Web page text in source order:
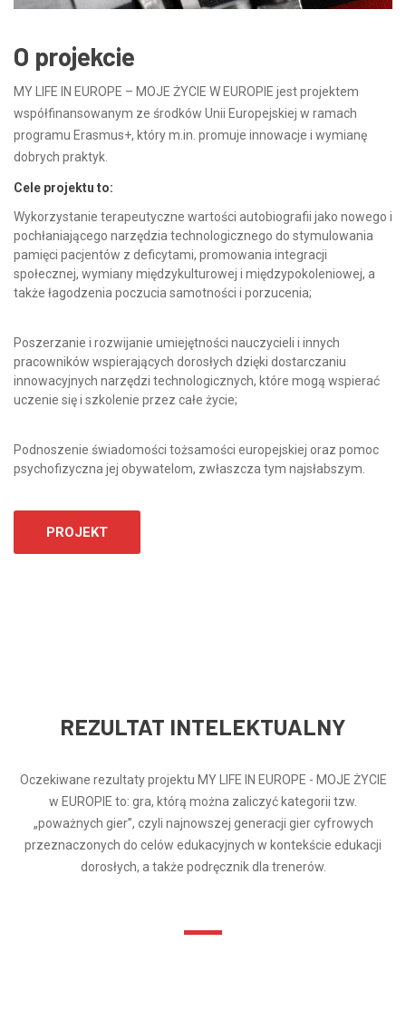
O projekcie
MY LIFE IN EUROPE – MOJE ŻYCIE W EUROPIE jest projektem
współfinansowanym ze środków Unii Europejskiej w ramach
programu Erasmus+, który m.in. promuje innowacje i wymianę
dobrych praktyk.
Cele projektu to:
Wykorzystanie terapeutyczne wartości autobiografii jako nowego i
pochłaniającego narzędzia technologicznego do stymulowania
pamięci pacjentów z deficytami, promowania integracji
społecznej, wymiany międzykulturowej i międzypokoleniowej, a
także łagodzenia poczucia samotności i porzucenia;
Poszerzanie i rozwijanie umiejętności nauczycieli i innych
pracowników wspierających dorosłych dzięki dostarczaniu
innowacyjnych narzędzi technologicznych, które mogą wspierać
uczenie się i szkolenie przez całe życie;
Podnoszenie świadomości tożsamości europejskiej oraz pomoc
psychofizyczna jej obywatelom, zwłaszcza tym najsłabszym.
PROJEKT
REZULTAT INTELEKTUALNY
Oczekiwane rezultaty projektu MY LIFE IN EUROPE - MOJE ŻYCIE
w EUROPIE to: gra, którą można zaliczyć kategorii tzw.
„poważnych gier”, czyli najnowszej generacji gier cyfrowych
przeznaczonych do celów edukacyjnych w kontekście edukacji
dorosłych, a także podręcznik dla trenerów.